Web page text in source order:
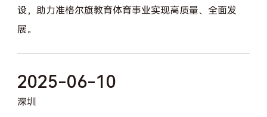
设，助力准格尔旗教育体育事业实现高质量、全面发
展。
2025-06-10
深圳